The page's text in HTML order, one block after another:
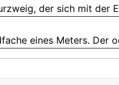
der sich mit der
eines Meters. Der